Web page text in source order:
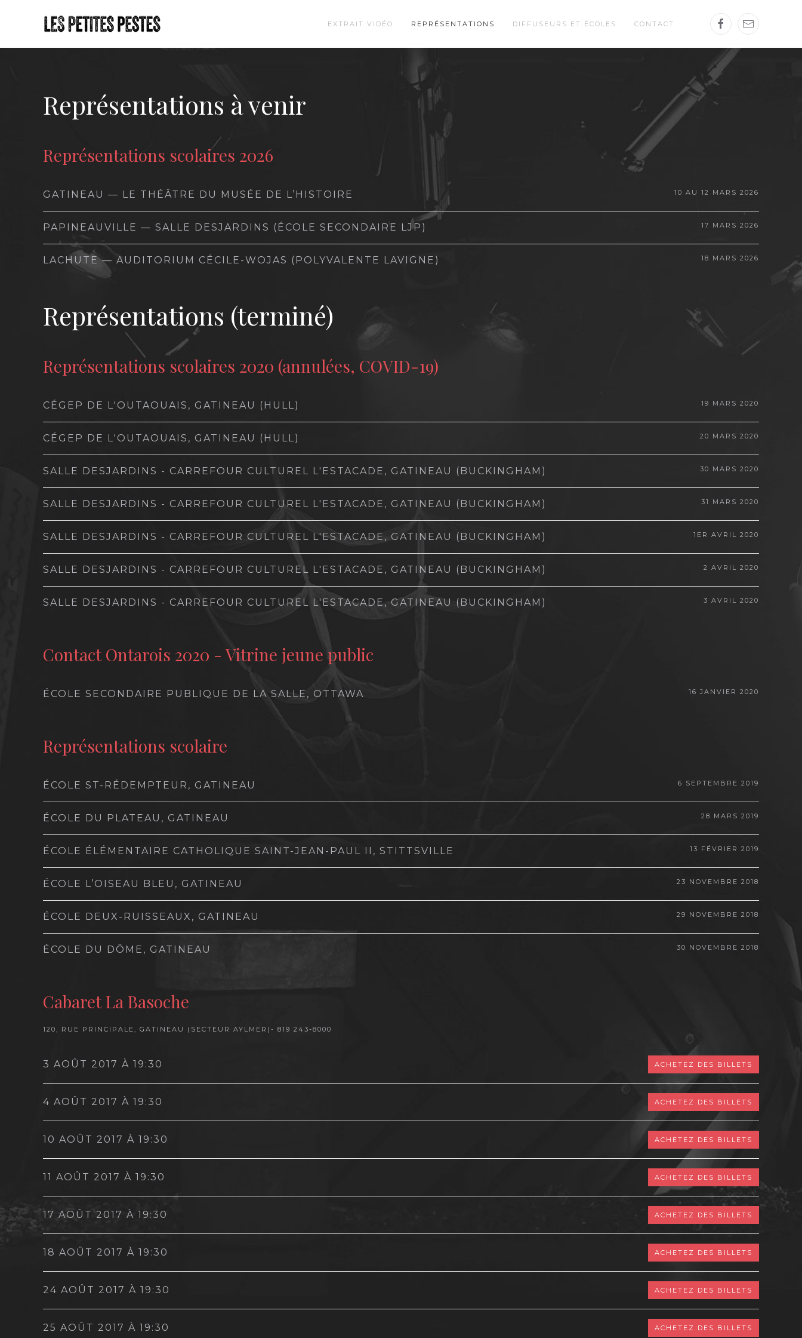
EXTRAIT VIDÉO REPRÉSENTATIONS DIFFUSEURS ET ÉCOLES CONTACT
Représentations à venir
Représentations scolaires 2026
GATINEAU — LE THÉÂTRE DU MUSÉE DE L’HISTOIRE 10 AU 12 MARS 2026
PAPINEAUVILLE — SALLE DESJARDINS (ÉCOLE SECONDAIRE LJP) 17 MARS 2026
LACHUTE — AUDITORIUM CÉCILE-WOJAS (POLYVALENTE LAVIGNE) 18 MARS 2026
Représentations (terminé)
Représentations scolaires 2020 (annulées, COVID-19)
CÉGEP DE L'OUTAOUAIS, GATINEAU (HULL) 19 MARS 2020
CÉGEP DE L'OUTAOUAIS, GATINEAU (HULL) 20 MARS 2020
SALLE DESJARDINS - CARREFOUR CULTUREL L'ESTACADE, GATINEAU (BUCKINGHAM) 30 MARS 2020
SALLE DESJARDINS - CARREFOUR CULTUREL L'ESTACADE, GATINEAU (BUCKINGHAM) 31 MARS 2020
SALLE DESJARDINS - CARREFOUR CULTUREL L'ESTACADE, GATINEAU (BUCKINGHAM) 1ER AVRIL 2020
SALLE DESJARDINS - CARREFOUR CULTUREL L'ESTACADE, GATINEAU (BUCKINGHAM) 2 AVRIL 2020
SALLE DESJARDINS - CARREFOUR CULTUREL L'ESTACADE, GATINEAU (BUCKINGHAM) 3 AVRIL 2020
Contact Ontarois 2020 - Vitrine jeune public
ÉCOLE SECONDAIRE PUBLIQUE DE LA SALLE, OTTAWA 16 JANVIER 2020
Représentations scolaire
ÉCOLE ST-RÉDEMPTEUR, GATINEAU 6 SEPTEMBRE 2019
ÉCOLE DU PLATEAU, GATINEAU 28 MARS 2019
ÉCOLE ÉLÉMENTAIRE CATHOLIQUE SAINT-JEAN-PAUL II, STITTSVILLE 13 FÉVRIER 2019
ÉCOLE L’OISEAU BLEU, GATINEAU 23 NOVEMBRE 2018
ÉCOLE DEUX-RUISSEAUX, GATINEAU 29 NOVEMBRE 2018
ÉCOLE DU DÔME, GATINEAU 30 NOVEMBRE 2018
Cabaret La Basoche
120, RUE PRINCIPALE, GATINEAU (SECTEUR AYLMER)- 819 243-8000
3 AOÛT 2017 À 19:30 ACHETEZ DES BILLETS
4 AOÛT 2017 À 19:30 ACHETEZ DES BILLETS
10 AOÛT 2017 À 19:30 ACHETEZ DES BILLETS
11 AOÛT 2017 À 19:30 ACHETEZ DES BILLETS
17 AOÛT 2017 À 19:30 ACHETEZ DES BILLETS
18 AOÛT 2017 À 19:30 ACHETEZ DES BILLETS
24 AOÛT 2017 À 19:30 ACHETEZ DES BILLETS
25 AOÛT 2017 À 19:30 ACHETEZ DES BILLETS